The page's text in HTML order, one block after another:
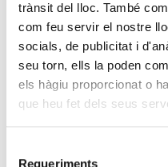
trànsit del lloc. També
com feu servir el nostre
socials, de publicitat i
seu torn, ells la poden
els hàgiu proporcionat o
que heu fet dels seus
Requeriments
CÁRITAS
El pasado 7 de abril,
Acción Social de
impartió un...